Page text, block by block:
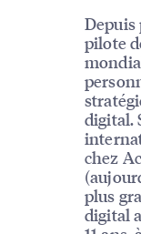
Depuis
pilote
digital.
chez
plus
digital